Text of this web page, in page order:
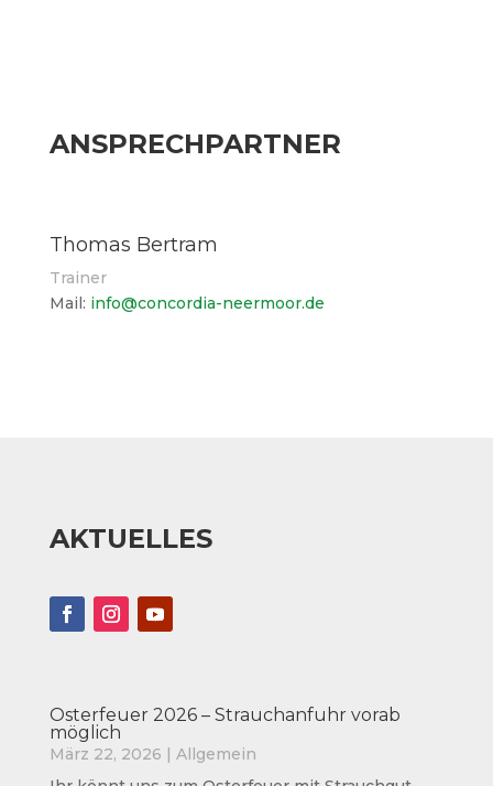
ANSPRECHPARTNER
Thomas Bertram
Trainer
Mail: info@concordia-neermoor.de
AKTUELLES
Osterfeuer 2026 – Strauchanfuhr vorab
möglich
März 22, 2026 | Allgemein